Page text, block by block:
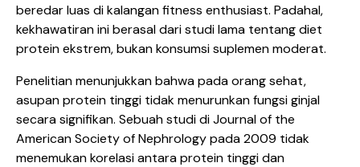
beredar luas di kalangan fitness enthusiast. Padahal,
kekhawatiran ini berasal dari studi lama tentang diet
protein ekstrem, bukan konsumsi suplemen moderat.
Penelitian menunjukkan bahwa pada orang sehat,
asupan protein tinggi tidak menurunkan fungsi ginjal
secara signifikan. Sebuah studi di Journal of the
American Society of Nephrology pada 2009 tidak
menemukan korelasi antara protein tinggi dan